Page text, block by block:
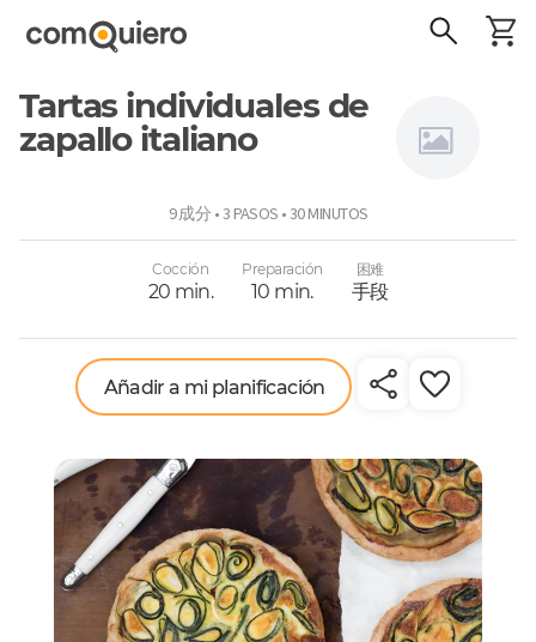
Tartas individuales de
zapallo italiano
9 成分 • 3 PASOS • 30 MINUTOS
Cocción
20 min.
Preparación
10 min.
困难
手段
Añadir a mi planificación